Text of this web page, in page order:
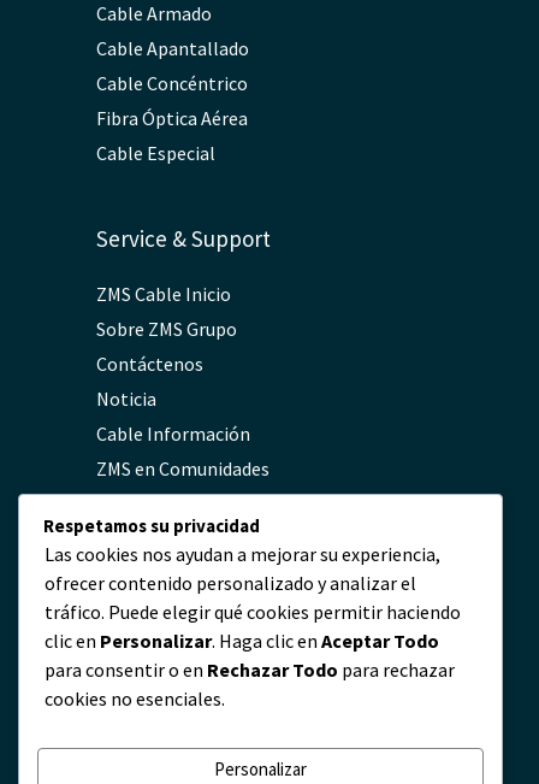
Cable Armado
Cable Apantallado
Cable Concéntrico
Fibra Óptica Aérea
Cable Especial
Service & Support
ZMS Cable Inicio
Sobre ZMS Grupo
Contáctenos
Noticia
Cable Información
ZMS en Comunidades
Política de Privacidad
Contacto
servicio@zmscable.es
+86 17303836349
Plaza de Kaixuan, Zhengzhou, China
Respetamos su privacidad
Las cookies nos ayudan a mejorar su experiencia,
ofrecer contenido personalizado y analizar el
tráfico. Puede elegir qué cookies permitir haciendo
clic en Personalizar. Haga clic en Aceptar Todo
para consentir o en Rechazar Todo para rechazar
cookies no esenciales.
Personalizar